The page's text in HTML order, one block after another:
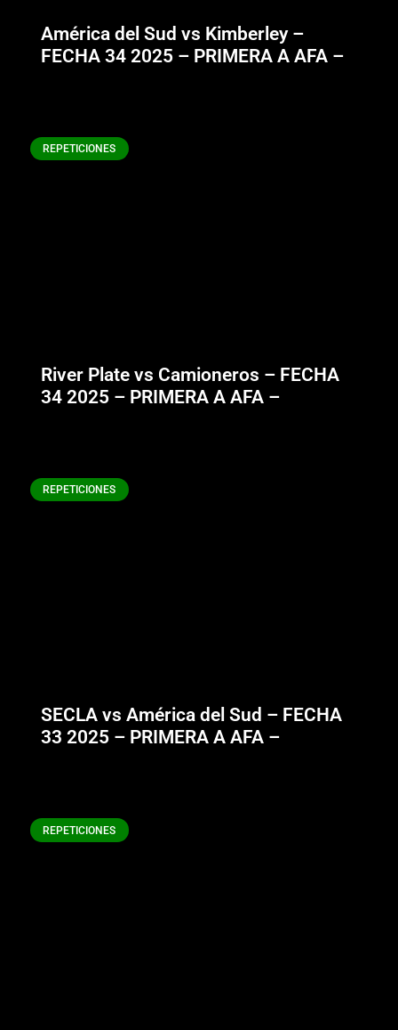
América del Sud vs Kimberley –
FECHA 34 2025 – PRIMERA A AFA –
REPETICIONES
River Plate vs Camioneros – FECHA
34 2025 – PRIMERA A AFA –
REPETICIONES
SECLA vs América del Sud – FECHA
33 2025 – PRIMERA A AFA –
REPETICIONES